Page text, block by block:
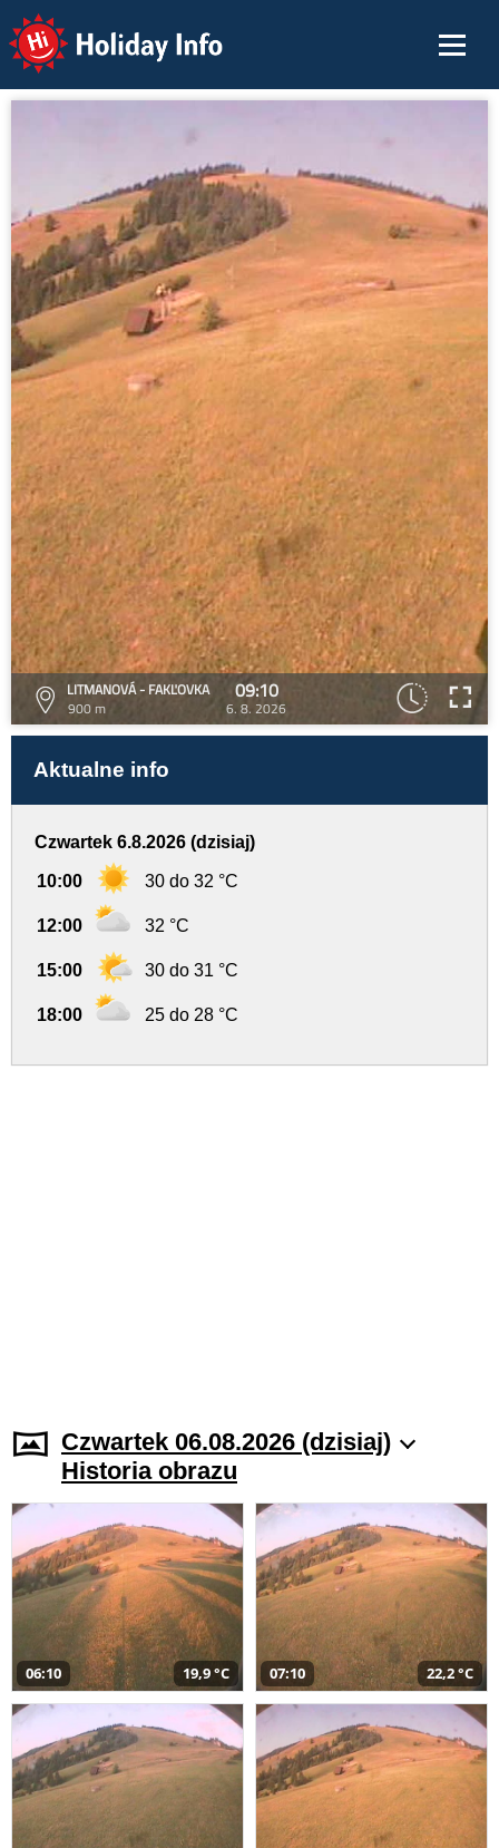
Holiday Info
LITMANOVÁ - FAKĽOVKA
900 m
09:10
6. 8. 2026
Aktualne info
Czwartek 6.8.2026 (dzisiaj)
10:00 30 do 32 °C
12:00 32 °C
15:00 30 do 31 °C
18:00 25 do 28 °C
Czwartek 06.08.2026 (dzisiaj)
Historia obrazu
06:10 19,9 °C 07:10 22,2 °C